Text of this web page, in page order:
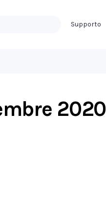
Supporto
2020